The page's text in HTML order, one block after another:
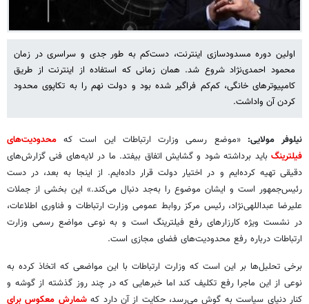
اولین دوره مسدودسازی اینترنت، دست‌کم به طور جدی و سراسری در زمان
محمود احمدی‌نژاد شروع شد. همان زمانی که استفاده از اینترنت از طریق
کامپیوترهای خانگی، کم‌کم فراگیر شده بود و دولت نهم را به تکاپوی محدود
کردن آن واداشت.
نیلوفر مولایی: «موضع رسمی وزارت ارتباطات این است که محدودیت‌های
فیلترینگ باید برداشته شود و گشایش اتفاق بیفتد. ما در لایه‌های فنی گزارش‌های
دقیقی تهیه کرده‌ایم و در اختیار دولت قرار داده‌ایم. از اینجا به بعد، در دست
رئیس‌جمهور است و ایشان موضوع را به‌جد دنبال می‌کند.» این بخشی از جملات
علیرضا عبداللهی‌نژاد، رئیس مرکز روابط‌ عمومی وزارت ارتباطات و فناوری اطلاعات،
در نشست ویژه کارزارهای رفع فیلترینگ است و به نوعی مواضع رسمی وزارت
ارتباطات درباره رفع محدودیت‌های فضای مجازی است.
برخی تحلیل‌ها بر این است که وزارت ارتباطات با این مواضعی که اتخاذ کرده به
نوعی از این ماجرا رفع تکلیف کند اما خبرهایی که در چند روز گذشته از گوشه و
کنار دنیای سیاست به گوش می‌رسد، حکایت از آن دارد کهشمارش معکوس برای